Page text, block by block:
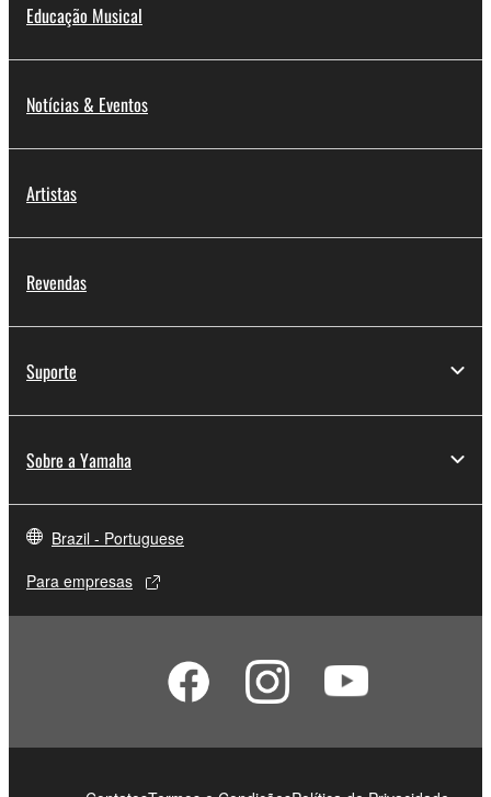
Educação Musical
Notícias & Eventos
Artistas
Revendas
Suporte
Sobre a Yamaha
Brazil - Portuguese
Para empresas